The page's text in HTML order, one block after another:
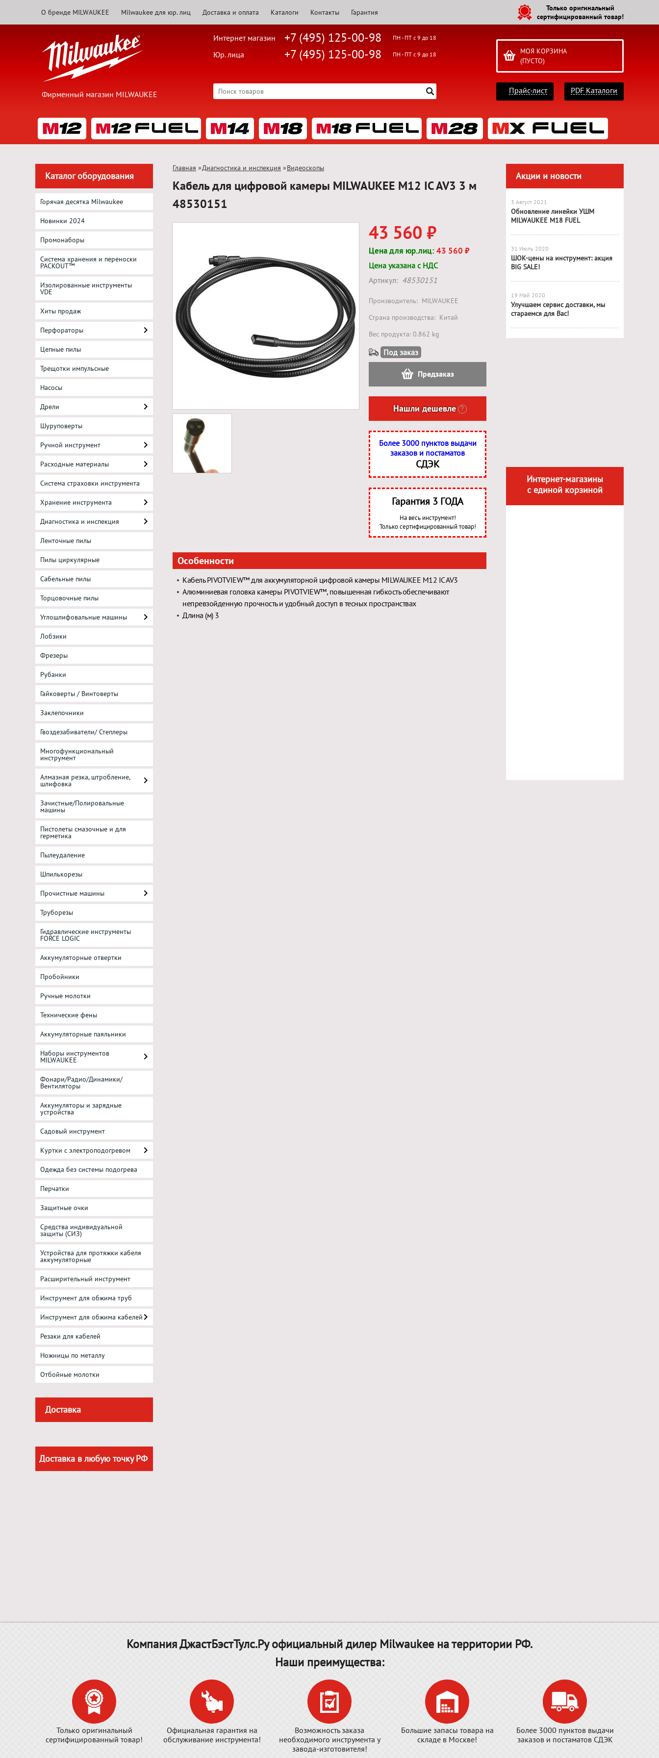
О бренде MILWAUKEE Milwaukee для юр. лиц Доставка и оплата Каталоги Контакты Гарантия
Только оригинальный
сертифицированный товар!
Фирменный магазин MILWAUKEE
Интернет магазин +7 (495) 125-00-98 ПН - ПТ с 9 до 18
Юр. лица +7 (495) 125-00-98 ПН - ПТ с 9 до 18
МОЯ КОРЗИНА
(ПУСТО)
Прайс-лист PDF Каталоги
Каталог оборудования
Горячая десятка Milwaukee
Новинки 2024
Промонаборы
Система хранения и переноски
PACKOUT™
Изолированные инструменты
VDE
Хиты продаж
Перфораторы
Цепные пилы
Трещотки импульсные
Насосы
Дрели
Шуруповерты
Ручной инструмент
Расходные материалы
Система страховки инструмента
Хранение инструмента
Диагностика и инспекция
Ленточные пилы
Пилы циркулярные
Сабельные пилы
Торцовочные пилы
Углошлифовальные машины
Лобзики
Фрезеры
Рубанки
Гайковерты / Винтоверты
Заклепочники
Гвоздезабиватели/ Степлеры
Многофункциональный
инструмент
Алмазная резка, штробление,
шлифовка
Зачистные/Полировальные
машины
Пистолеты смазочные и для
герметика
Пылеудаление
Шпилькорезы
Прочистные машины
Труборезы
Гидравлические инструменты
FORCE LOGIC
Аккумуляторные отвертки
Пробойники
Ручные молотки
Технические фены
Аккумуляторные паяльники
Наборы инструментов
MILWAUKEE
Фонари/Радио/Динамики/
Вентиляторы
Аккумуляторы и зарядные
устройства
Садовый инструмент
Куртки с электроподогревом
Одежда без системы подогрева
Перчатки
Защитные очки
Средства индивидуальной
защиты (СИЗ)
Устройства для протяжки кабеля
аккумуляторные
Расширительный инструмент
Инструмент для обжима труб
Инструмент для обжима кабелей
Резаки для кабелей
Ножницы по металлу
Отбойные молотки
Доставка
Доставка в любую точку РФ
Главная »Диагностика и инспекция »Видеоскопы
Кабель для цифровой камеры MILWAUKEE M12 IC AV3 3 м
48530151
43 560 ₽
Цена для юр.лиц:43 560 ₽
Цена указана с НДС
Артикул: 48530151
Производитель: MILWAUKEE
Страна производства: Китай
Вес продукта: 0.862 kg
Под заказ
Предзаказ
Нашли дешевле ?
Более 3000 пунктов выдачи
заказов и постаматов
СДЭК
Гарантия 3 ГОДА
На весь инструмент!
Только сертифицированный товар!
Особенности
Кабель PIVOTVIEW™ для аккумуляторной цифровой камеры MILWAUKEE M12 IC AV3
Алюминиевая головка камеры PIVOTVIEW™, повышенная гибкость обеспечивают
непревзойденную прочность и удобный доступ в тесных пространствах
Длина (м) 3
Акции и новости
3 Август 2021
Обновление линейки УШМ
MILWAUKEE M18 FUEL
31 Июль 2020
ШОК-цены на инструмент: акция
BIG SALE!
19 Май 2020
Улучшаем сервис доставки, мы
стараемся для Вас!
Интернет-магазины
с единой корзиной
Компания ДжастБэстТулс.Ру официальный дилер Milwaukee на территории РФ.
Наши преимущества:
Только оригинальный
сертифицированный товар!
Официальная гарантия на
обслуживание инструмента!
Возможность заказа
необходимого инструмента у
завода-изготовителя!
Большие запасы товара на
складе в Москве!
Более 3000 пунктов выдачи
заказов и постаматов СДЭК